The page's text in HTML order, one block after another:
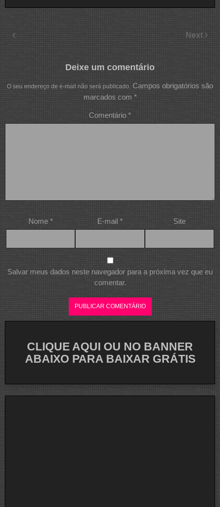
Next
Deixe um comentário
O seu endereço de e-mail não será publicado. Campos obrigatórios são
marcados com *
Comentário *
Nome * E-mail * Site
Salvar meus dados neste navegador para a próxima vez que eu
comentar.
CLIQUE AQUI OU NO BANNER
ABAIXO PARA BAIXAR GRÁTIS